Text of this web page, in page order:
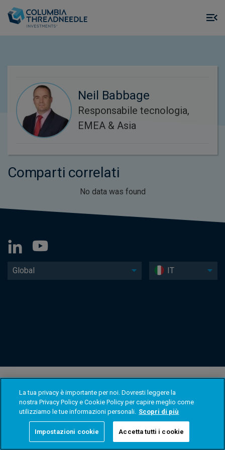
Neil Babbage
Responsabile tecnologia,
EMEA & Asia
Comparti correlati
No data was found
Global IT
La tua privacy è importante per noi. Dovresti leggere la
nostra Privacy Policy e Cookie Policy per capire meglio come
utilizziamo le tue informazioni personali. Scopri di più
Impostazioni cookie Accetta tutti i cookie